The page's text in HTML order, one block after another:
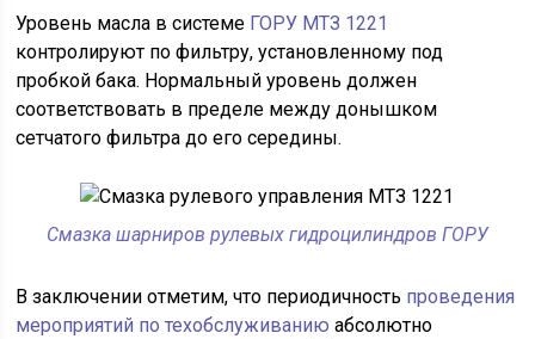
Уровень масла в системе ГОРУ МТЗ 1221
контролируют по фильтру, установленному под
пробкой бака. Нормальный уровень должен
соответствовать в пределе между донышком
сетчатого фильтра до его середины.
Смазка шарниров рулевых гидроцилиндров ГОРУ
В заключении отметим, что периодичность проведения
мероприятий по техобслуживанию абсолютно